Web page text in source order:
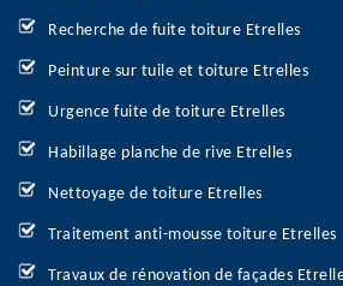
Recherche de fuite toiture Etrelles
Peinture sur tuile et toiture Etrelles
Urgence fuite de toiture Etrelles
Habillage planche de rive Etrelles
Nettoyage de toiture Etrelles
Traitement anti-mousse toiture Etrelles
Travaux de rénovation de façades